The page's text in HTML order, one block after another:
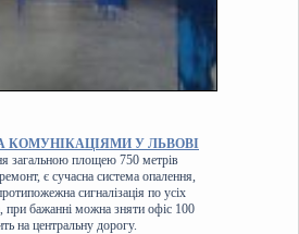
КОМУНІКАЦІЯМИ У ЛЬВОВІ
загальною площею 750 метрів
є сучасна система опалення,
сигналізація по усіх
при бажанні можна зняти офіс 100
на центральну дорогу.